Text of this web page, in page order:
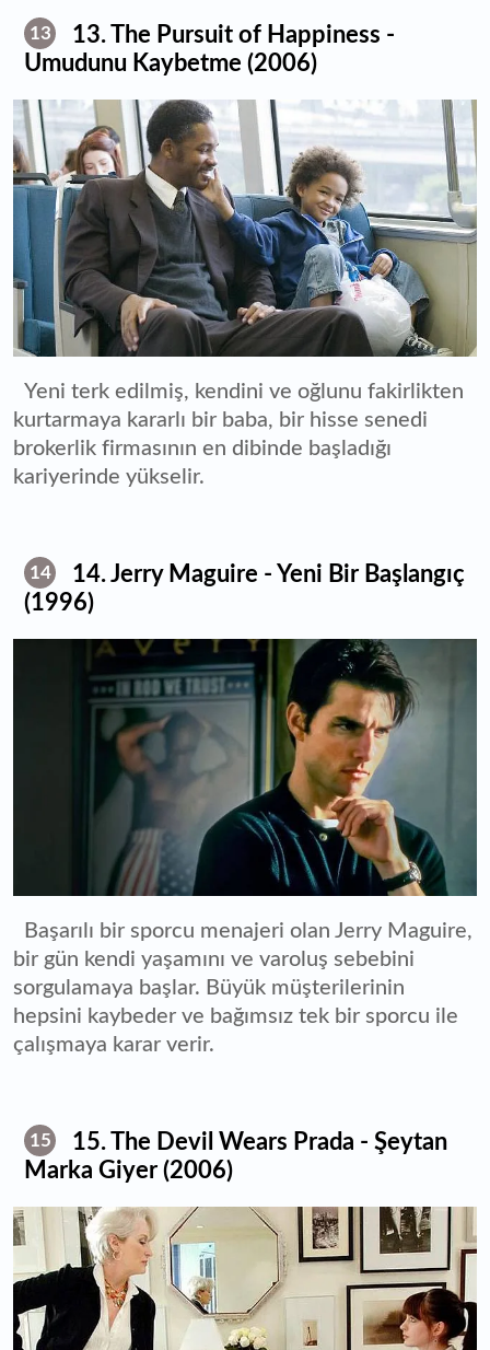
13
13. The Pursuit of Happiness -
Umudunu Kaybetme (2006)
Yeni terk edilmiş, kendini ve oğlunu fakirlikten
kurtarmaya kararlı bir baba, bir hisse senedi
brokerlik firmasının en dibinde başladığı
kariyerinde yükselir.
14
14. Jerry Maguire - Yeni Bir Başlangıç
(1996)
Başarılı bir sporcu menajeri olan Jerry Maguire,
bir gün kendi yaşamını ve varoluş sebebini
sorgulamaya başlar. Büyük müşterilerinin
hepsini kaybeder ve bağımsız tek bir sporcu ile
çalışmaya karar verir.
15
15. The Devil Wears Prada - Şeytan
Marka Giyer (2006)